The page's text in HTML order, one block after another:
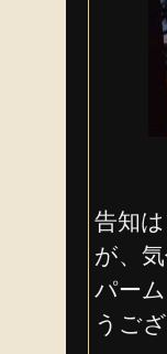
告知
が、
パー
うご